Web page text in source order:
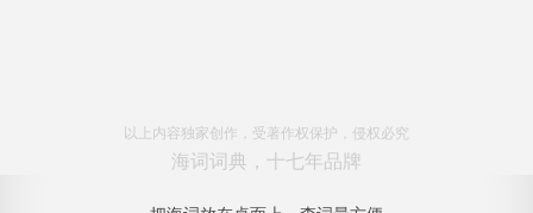
以上内容独家创作，受著作权保护，侵权必究
海词词典，十七年品牌